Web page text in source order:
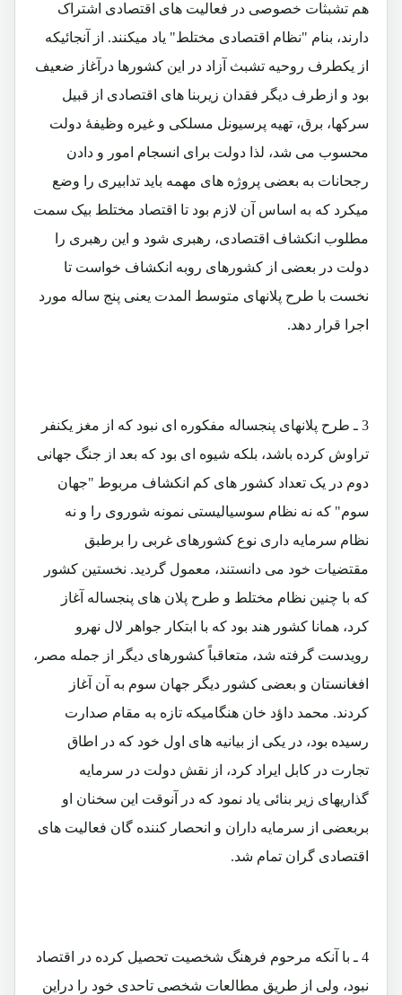
هم تشبثات خصوصی در فعالیت های اقتصادی اشتراک
دارند، بنام "نظام اقتصادی مختلط" یاد میکنند. از آنجائیکه
از یکطرف روحیه تشبث آزاد در این کشورها درآغاز ضعیف
بود و ازطرف دیگر فقدان زیربنا های اقتصادی از قبیل
سرکها، برق، تهیه پرسیونل مسلکی و غیره وظیفۀ دولت
محسوب می شد، لذا دولت برای انسجام امور و دادن
رجحانات به بعضی پروژه های مهمه باید تدابیری را وضع
میکرد که به اساس آن لازم بود تا اقتصاد مختلط بیک سمت
مطلوب انکشاف اقتصادی، رهبری شود و این رهبری را
دولت در بعضی از کشورهای روبه انکشاف خواست تا
نخست با طرح پلانهای متوسط المدت یعنی پنج ساله مورد
اجرا قرار دهد.
3 ـ طرح پلانهای پنجساله مفکوره ای نبود که از مغز یکنفر
تراوش کرده باشد، بلکه شیوه ای بود که بعد از جنگ جهانی
دوم در یک تعداد کشور های کم انکشاف مربوط "جهان
سوم" که نه نظام سوسیالیستی نمونه شوروی را و نه
نظام سرمایه داری نوع کشورهای غربی را برطبق
مقتضیات خود می دانستند، معمول گردید. نخستین کشور
که با چنین نظام مختلط و طرح پلان های پنجساله آغاز
کرد، همانا کشور هند بود که با ابتکار جواهر لال نهرو
رویدست گرفته شد، متعاقباً کشورهای دیگر از جمله مصر،
افغانستان و بعضی کشور دیگر جهان سوم به آن آغاز
کردند. محمد داؤد خان هنگامیکه تازه به مقام صدارت
رسیده بود، در یکی از بیانیه های اول خود که در اطاق
تجارت در کابل ایراد کرد، از نقش دولت در سرمایه
گذاریهای زیر بنائی یاد نمود که در آنوقت این سخنان او
بربعضی از سرمایه داران و انحصار کننده گان فعالیت های
اقتصادی گران تمام شد.
4 ـ با آنکه مرحوم فرهنگ شخصیت تحصیل کرده در اقتصاد
نبود، ولی از طریق مطالعات شخصی تاحدی خود را دراین